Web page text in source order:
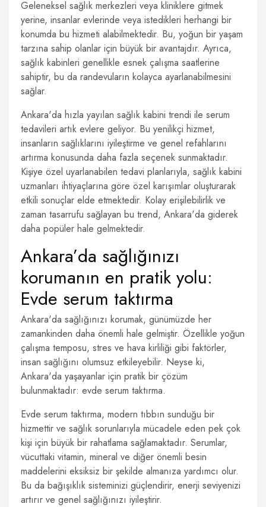
Geleneksel sağlık merkezleri veya kliniklere gitmek
yerine, insanlar evlerinde veya istedikleri herhangi bir
konumda bu hizmeti alabilmektedir. Bu, yoğun bir yaşam
tarzına sahip olanlar için büyük bir avantajdır. Ayrıca,
sağlık kabinleri genellikle esnek çalışma saatlerine
sahiptir, bu da randevuların kolayca ayarlanabilmesini
sağlar.
Ankara'da hızla yayılan sağlık kabini trendi ile serum
tedavileri artık evlere geliyor. Bu yenilikçi hizmet,
insanların sağlıklarını iyileştirme ve genel refahlarını
artırma konusunda daha fazla seçenek sunmaktadır.
Kişiye özel uyarlanabilen tedavi planlarıyla, sağlık kabini
uzmanları ihtiyaçlarına göre özel karışımlar oluşturarak
etkili sonuçlar elde etmektedir. Kolay erişilebilirlik ve
zaman tasarrufu sağlayan bu trend, Ankara'da giderek
daha popüler hale gelmektedir.
Ankara’da sağlığınızı
korumanın en pratik yolu:
Evde serum taktırma
Ankara'da sağlığınızı korumak, günümüzde her
zamankinden daha önemli hale gelmiştir. Özellikle yoğun
çalışma temposu, stres ve hava kirliliği gibi faktörler,
insan sağlığını olumsuz etkileyebilir. Neyse ki,
Ankara'da yaşayanlar için pratik bir çözüm
bulunmaktadır: evde serum taktırma.
Evde serum taktırma, modern tıbbın sunduğu bir
hizmettir ve sağlık sorunlarıyla mücadele eden pek çok
kişi için büyük bir rahatlama sağlamaktadır. Serumlar,
vücuttaki vitamin, mineral ve diğer önemli besin
maddelerini eksiksiz bir şekilde almanıza yardımcı olur.
Bu da bağışıklık sisteminizi güçlendirir, enerji seviyenizi
artırır ve genel sağlığınızı iyileştirir.